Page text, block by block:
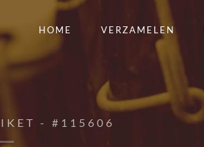
HOME VERZAMELEN
- #115606